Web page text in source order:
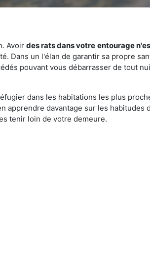
Avoir des rats dans votre entourage
Dans un l'élan de garantir sa propre
pouvant vous débarrasser de tout
dans les habitations les plus
apprendre davantage sur les habitudes
tenir loin de votre demeure.